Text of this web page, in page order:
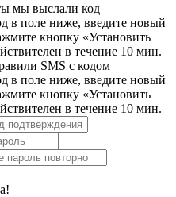
мы выслали код
в поле ниже, введите новый
кнопку «Установить
в течение 10 мин.
SMS с кодом
в поле ниже, введите новый
кнопку «Установить
в течение 10 мин.